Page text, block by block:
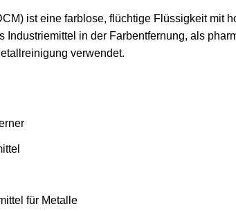
ist eine farblose, flüchtige Flüssigkeit mit
Industriemittel in der Farbentfernung, als
verwendet.
für Metalle